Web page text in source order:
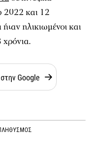
2022 και 12
ηλικιωμένοι και